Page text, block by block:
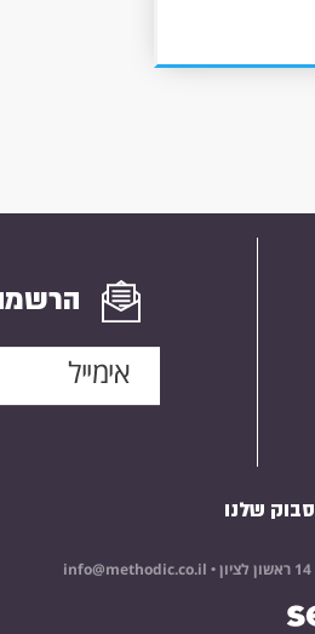
שלנו
info@methodic.co.il